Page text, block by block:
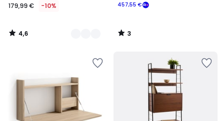
179,99 € -10%
4,6
/
457,55 €
3
/